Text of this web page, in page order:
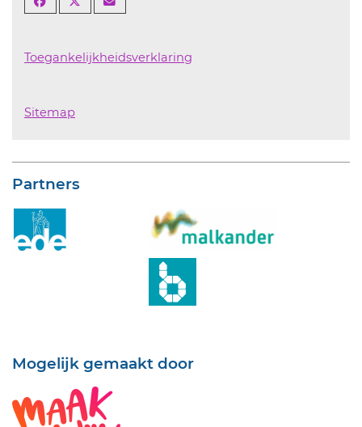
Toegankelijkheidsverklaring
Sitemap
Partners
Mogelijk gemaakt door